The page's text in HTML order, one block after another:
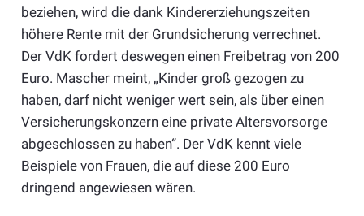
beziehen, wird die dank Kindererziehungszeiten
höhere Rente mit der Grundsicherung verrechnet.
Der VdK fordert deswegen einen Freibetrag von 200
Euro. Mascher meint, „Kinder groß gezogen zu
haben, darf nicht weniger wert sein, als über einen
Versicherungskonzern eine private Altersvorsorge
abgeschlossen zu haben“. Der VdK kennt viele
Beispiele von Frauen, die auf diese 200 Euro
dringend angewiesen wären.